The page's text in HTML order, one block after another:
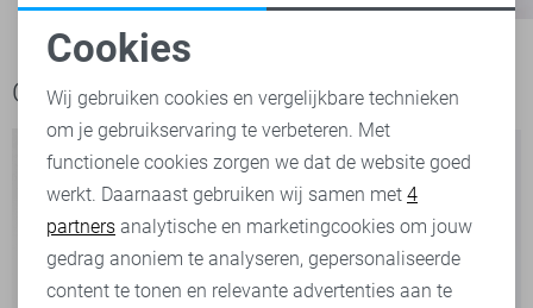
Ook het bekijken waard
Noodzakelijke cookies
Personalisatie cookies
Analytische cookies
Marketing cookies
Cookies
Wij gebruiken cookies en vergelijkbare technieken
om je gebruikservaring te verbeteren. Met
functionele cookies zorgen we dat de website goed
werkt. Daarnaast gebruiken wij samen met 4
partners analytische en marketingcookies om jouw
gedrag anoniem te analyseren, gepersonaliseerde
content te tonen en relevante advertenties aan te